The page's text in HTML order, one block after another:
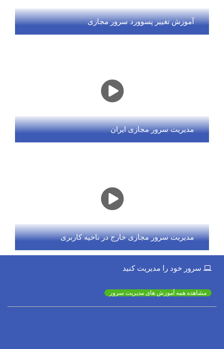
آموزش تغییر پسوورد سرور مجازی
مدیریت سرور مجازی ایران
مدیریت سرور مجازی خارج در ناحیه کاربری
سرور خود را مدیریت کنید
مشاهده همه آموزش های مدیریت سرور